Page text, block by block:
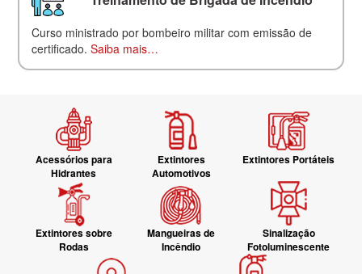
Curso ministrado por bombeiro militar com emissão de
certificado.Saiba mais…
Acessórios para
Hidrantes
Extintores
Automotivos
Extintores Portáteis
Extintores sobre
Rodas
Mangueiras de
Incêndio
Sinalização
Fotoluminescente